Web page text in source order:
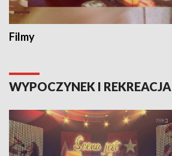
Filmy
WYPOCZYNEK I REKREACJA